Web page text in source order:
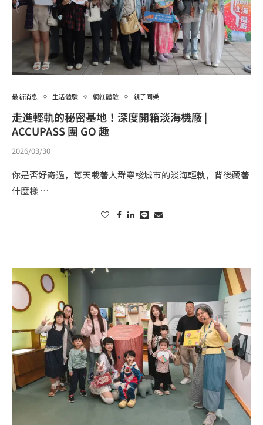
最新消息 生活體驗 網紅體驗 親子同樂
走進輕軌的秘密基地！深度開箱淡海機廠 |
ACCUPASS 團 GO 趣
2026/03/30
你是否好奇過，每天載著人群穿梭城市的淡海輕軌，背後藏著
什麼樣 …